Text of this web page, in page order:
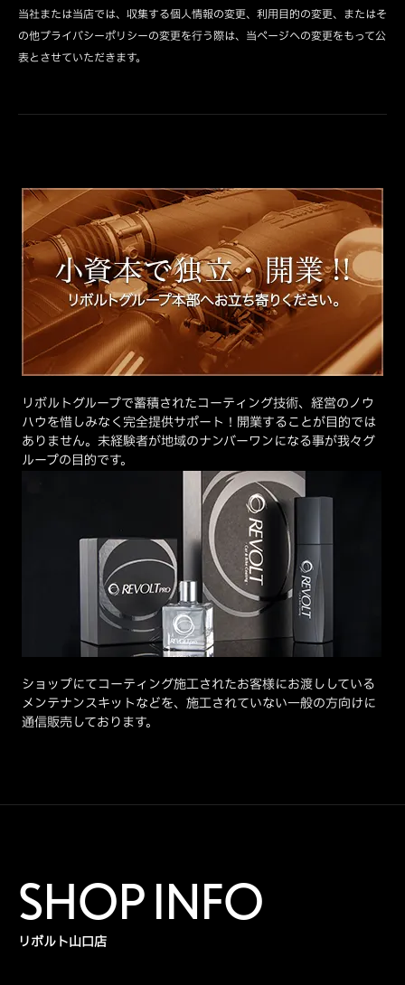
当社または当店では、収集する個人情報の変更、利用目的の変更、またはそ
の他プライバシーポリシーの変更を行う際は、当ページへの変更をもって公
表とさせていただきます。
リボルトグループで蓄積されたコーティング技術、経営のノウ
ハウを惜しみなく完全提供サポート！開業することが目的では
ありません。未経験者が地域のナンバーワンになる事が我々グ
ループの目的です。
ショップにてコーティング施工されたお客様にお渡ししている
メンテナンスキットなどを、施工されていない一般の方向けに
通信販売しております。
SHOP INFO
リボルト山口店